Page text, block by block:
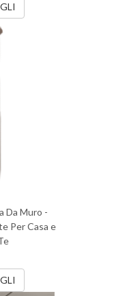
Da Muro -
Per Casa e